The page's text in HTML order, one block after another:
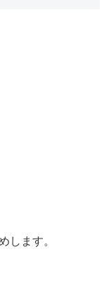
します。